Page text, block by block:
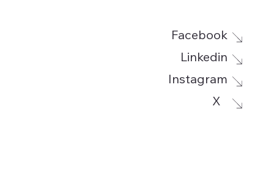
Facebook
Linkedin
Instagram
X